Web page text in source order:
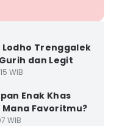
Lodho Trenggalek
dan Legit
WIB
Enak Khas
Favoritmu?
WIB